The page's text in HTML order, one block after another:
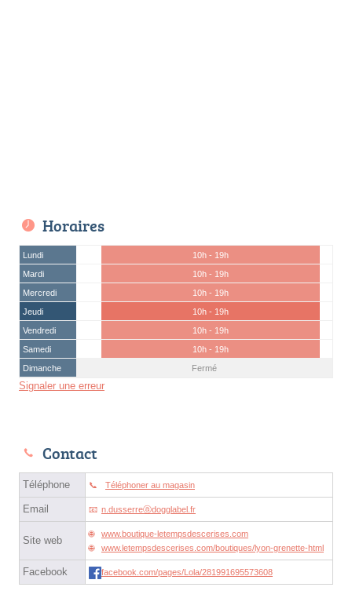
Horaires
Lundi
10h - 19h
Mardi
10h - 19h
Mercredi
10h - 19h
Jeudi
10h - 19h
Vendredi
10h - 19h
Samedi
10h - 19h
Dimanche
Fermé
Signaler une erreur
Contact
Téléphone Téléphoner au magasin
Email n.dusserreⓐdogglabel.fr
Site web
www.boutique-letempsdescerises.com
www.letempsdescerises.com/boutiques/lyon-grenette-html
Facebook facebook.com/pages/Lola/281991695573608